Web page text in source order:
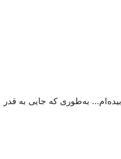
به‌طوری‌ که جایی به قدر